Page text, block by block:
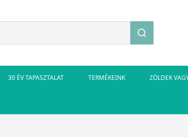
30 ÉV TAPASZTALAT TERMÉKEINK ZÖLDEK